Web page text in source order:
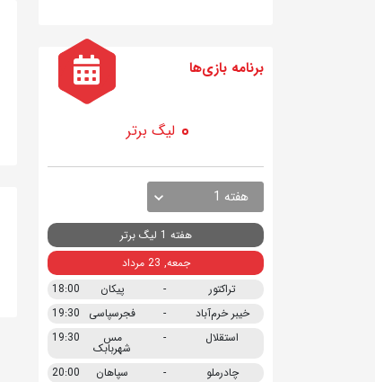
برنامه بازی ها
لیگ برتر
هفته 1
هفته 1 لیگ برتر
جمعه, 23 مرداد
تراکتور
- پیکان
18:00
خیبر خرم‌آباد
- فجرسپاسی
19:30
استقلال
- مس
شهربابک
19:30
چادرملو - سپاهان
20:00